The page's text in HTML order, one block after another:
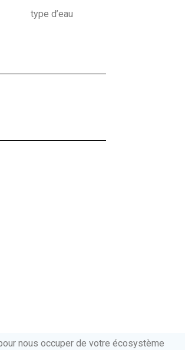
type d’eau
nous occuper de votre écosystème